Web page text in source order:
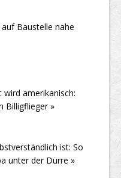
Baustelle nahe
amerikanisch:
Billigflieger »
ist: So
unter der Dürre »